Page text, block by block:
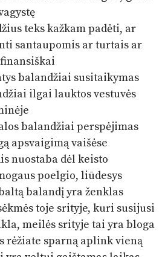
teks kažkam padėti, ar
santaupomis ar turtais ar
balandžiai susitaikymas
ilgai lauktos vestuvės
balandžiai perspėjimas
apsvaigimą vaišėse
nuostaba dėl keisto
poelgio, liūdesys
balandį yra ženklas
toje srityje, kuri susijusi
meilės srityje tai yra bloga
rėžiate sparną aplink vieną